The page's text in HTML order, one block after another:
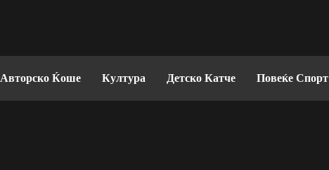
Авторско Ќоше Култура Детско Катче Повеќе Спорт